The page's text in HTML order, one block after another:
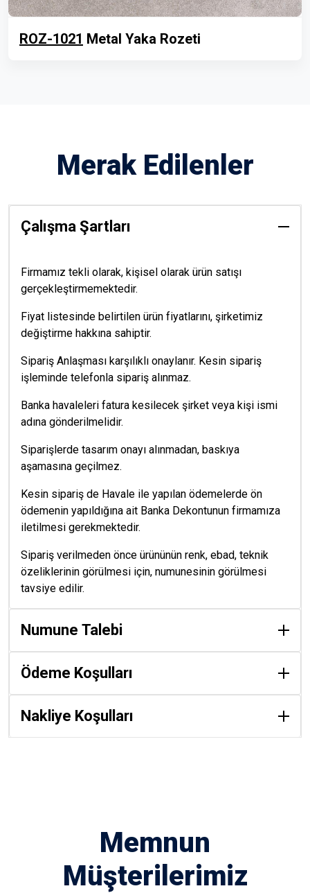
ROZ-1021 Metal Yaka Rozeti
Merak Edilenler
Çalışma Şartları
Firmamız tekli olarak, kişisel olarak ürün satışı
gerçekleştirmemektedir.
Fiyat listesinde belirtilen ürün fiyatlarını, şirketimiz
değiştirme hakkına sahiptir.
Sipariş Anlaşması karşılıklı onaylanır. Kesin sipariş
işleminde telefonla sipariş alınmaz.
Banka havaleleri fatura kesilecek şirket veya kişi ismi
adına gönderilmelidir.
Siparişlerde tasarım onayı alınmadan, baskıya
aşamasına geçilmez.
Kesin sipariş de Havale ile yapılan ödemelerde ön
ödemenin yapıldığına ait Banka Dekontunun firmamıza
iletilmesi gerekmektedir.
Sipariş verilmeden önce ürününün renk, ebad, teknik
özeliklerinin görülmesi için, numunesinin görülmesi
tavsiye edilir.
Numune Talebi
Ödeme Koşulları
Nakliye Koşulları
Memnun
Müşterilerimiz